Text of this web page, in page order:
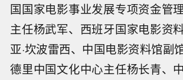
国国家电影事业发展专项资金管
主任杨武军、西班牙国家电影资
亚·坎波雷西、中国电影资料馆副
德里中国文化中心主任杨长青、